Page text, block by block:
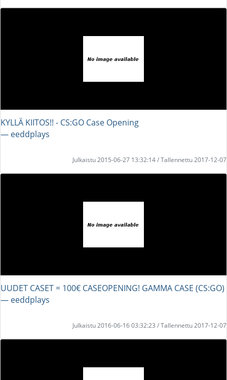
KYLLÄ KIITOS!! - CS:GO Case Opening
― eeddplays
Julkaistu 2015-06-27 13:32:14 / Tallennettu 2017-12-07
UUDET CASET = 100€ CASEOPENING! GAMMA CASE (CS:GO)
― eeddplays
Julkaistu 2016-06-16 03:32:23 / Tallennettu 2017-12-07